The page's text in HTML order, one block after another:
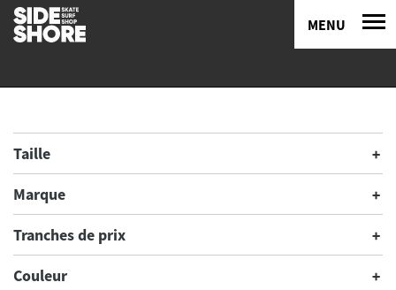
MENU
Taille
Marque
Tranches de prix
Couleur